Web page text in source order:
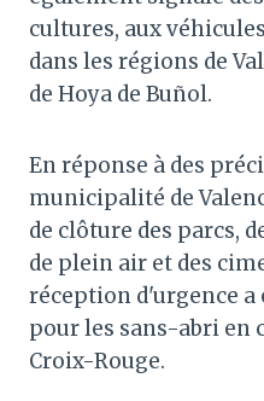
cultures, aux
dans les régions de
de Hoya de Buñol.
En réponse à des
municipalité de
de clôture des parcs,
de plein air et des
réception d'urgence
pour les sans-abri en
Croix-Rouge.